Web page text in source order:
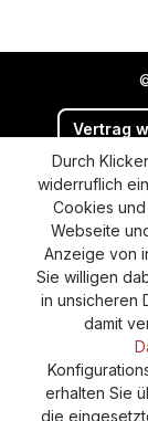
Vertrag
Cookie-
Durch
widerruflich
Cookies
Webseite
Anzeige von
Sie willigen
in unsicheren
damit
erhalten Sie
die